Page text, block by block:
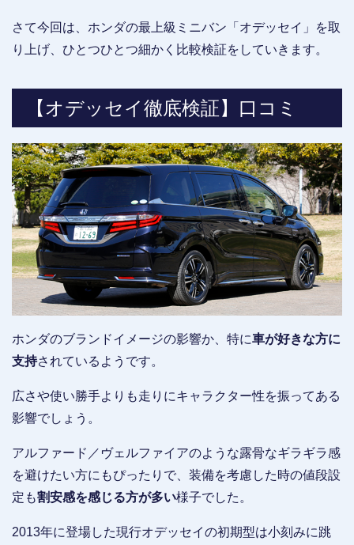
さて今回は、ホンダの最上級ミニバン「オデッセイ」を取
り上げ、ひとつひとつ細かく比較検証をしていきます。
【オデッセイ徹底検証】口コミ
ホンダのブランドイメージの影響か、特に車が好きな方に
支持されているようです。
広さや使い勝手よりも走りにキャラクター性を振ってある
影響でしょう。
アルファード／ヴェルファイアのような露骨なギラギラ感
を避けたい方にもぴったりで、装備を考慮した時の値段設
定も割安感を感じる方が多い様子でした。
2013年に登場した現行オデッセイの初期型は小刻みに跳